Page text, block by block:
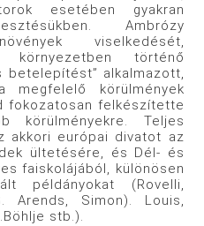
esetében gyakran
Ambrózy
viselkedését,
történő
betelepítést” alkalmazott,
megfelelő körülmények
fokozatosan felkészítette
körülményekre. Teljes
akkori európai divatot az
ültetésére, és Dél- és
faiskolájából, különösen
példányokat (Rovelli,
Arends, Simon). Louis,
stb.).